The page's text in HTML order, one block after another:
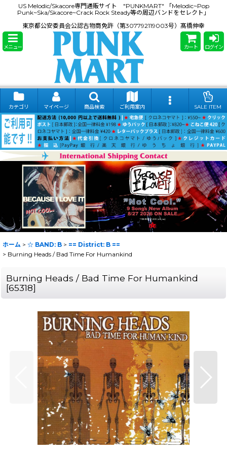
US Melodic/Skacore専門通販サイト "PUNKMART" 「Melodic~Pop
Punk~Ska/Skacore~Crack Rock Steady等の周辺バンドをセレクト」
東京都公安委員会公認古物商免許（第307792119003号）髙橋伸幸
メニュー カート ログイン
カテゴリ マイページ 商品検索 ご利用案内 SALE ITEM
ホーム > ☆ BAND: B > == District: B ==
> Burning Heads / Bad Time For Humankind
Burning Heads / Bad Time For Humankind
[65318]